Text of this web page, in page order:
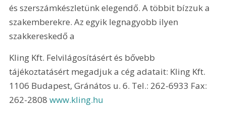
és szerszámkészletünk elegendő. A többit bízzuk a
szakemberekre. Az egyik legnagyobb ilyen
szakkereskedő a
Kling Kft. Felvilágosításért és bővebb
tájékoztatásért megadjuk a cég adatait: Kling Kft.
1106 Budapest, Gránátos u. 6. Tel.: 262-6933 Fax:
262-2808 www.kling.hu